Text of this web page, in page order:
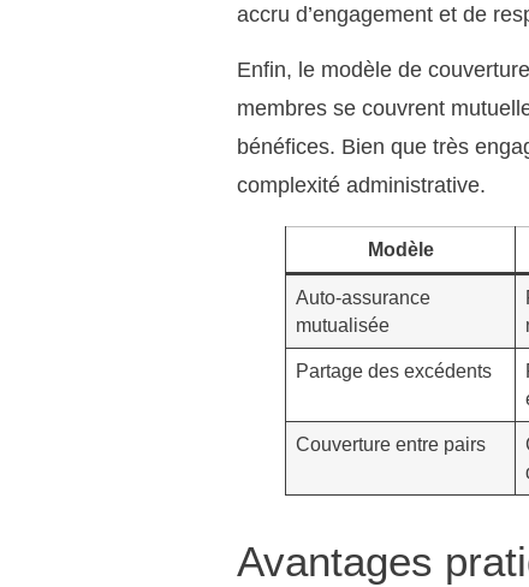
accru d’engagement et de
Enfin, le modèle de
membres se couvrent
bénéfices. Bien que très
complexité administrative.
Modèle
Auto-assurance
mutualisée
Partage des excédents
Couverture entre pairs
Avantages